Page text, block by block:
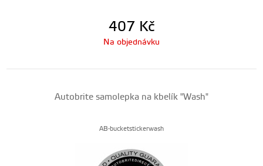
407 Kč
Na objednávku
Autobrite samolepka na kbelík "Wash"
AB-bucketstickerwash